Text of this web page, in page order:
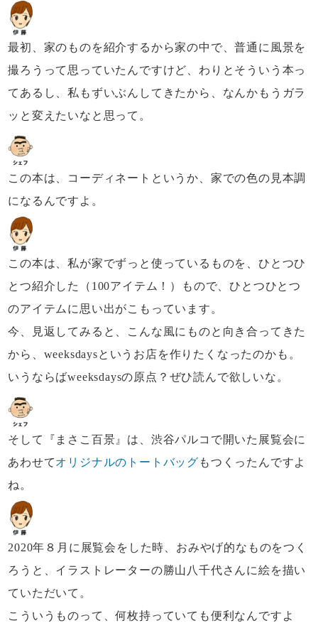
最初、家のものを紹介するから家の中で、普通に風景を
撮ろうって思っていたんですけど、 わりとそういう本っ
てあるし、私もずいぶんしてきたから、 なんかもうガラ
ッと変えたいなと思って。
この本は、コーディネートというか、 家での色の見本調
になるんですよ。
この本は、私が家でずっと使っているものを、 ひとつひ
とつ紹介した（100アイテム！）もので、 ひとつひとつ
のアイテムに思い出がこもっています。
今、見返してみると、
こんな風にものと向き合ってきた
から、 weeksdaysというお店を作りたくなったのかも。
いうならばweeksdaysの原点？ ぜひ読んで欲しいな。
そして『まさこ百景』は、 渋谷パルコで開いた展覧会に
あわせてオリジナルのトートバッグ もつくったんですよ
ね。
2020年８月に展覧会をした時、 おみやげ的なものをつく
ろうと、 イラストレーターの勝山八千代さんに絵を描い
ていただいて。
こういうものって、何枚持っていても便利なんですよ